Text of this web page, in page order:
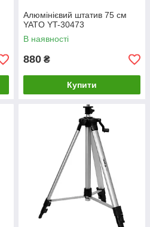
Алюмінієвий штатив 75 см
YATO YT-30473
В наявності
880 ₴
Купити